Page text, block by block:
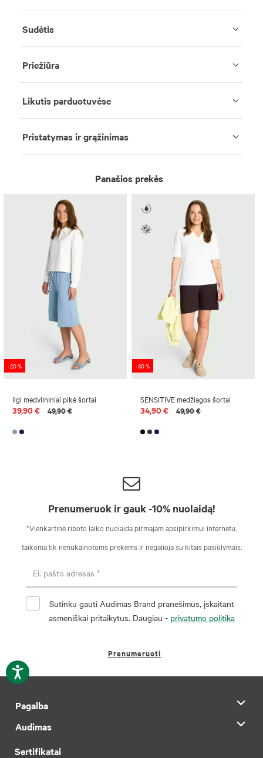
Sudėtis
Priežiūra
Likutis parduotuvėse
Pristatymas ir grąžinimas
Panašios prekės
-20 %
Ilgi medvilniniai pikė šortai
39,90 € 49,90 €
-30 %
SENSITIVE medžiagos šortai
34,90 € 49,90 €
Prenumeruok ir gauk -10% nuolaidą!
*Vienkartinė riboto laiko nuolaida pirmajam apsipirkimui internetu,
taikoma tik nenukainotoms prekėms ir negalioja su kitais pasiūlymais.
Sutinku gauti Audimas Brand pranešimus, įskaitant
asmeniškai pritaikytus. Daugiau - privatumo politika
Prenumeruoti
Pagalba
Audimas
Sertifikatai